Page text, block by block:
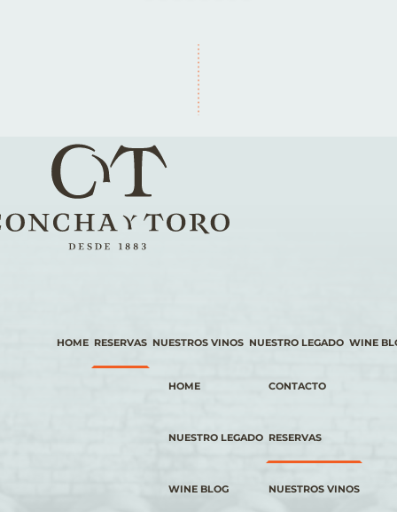
HOME RESERVAS NUESTROS VINOS NUESTRO LEGADO WINE
HOME
NUESTRO LEGADO
WINE BLOG
CONTACTO
RESERVAS
NUESTROS VINOS